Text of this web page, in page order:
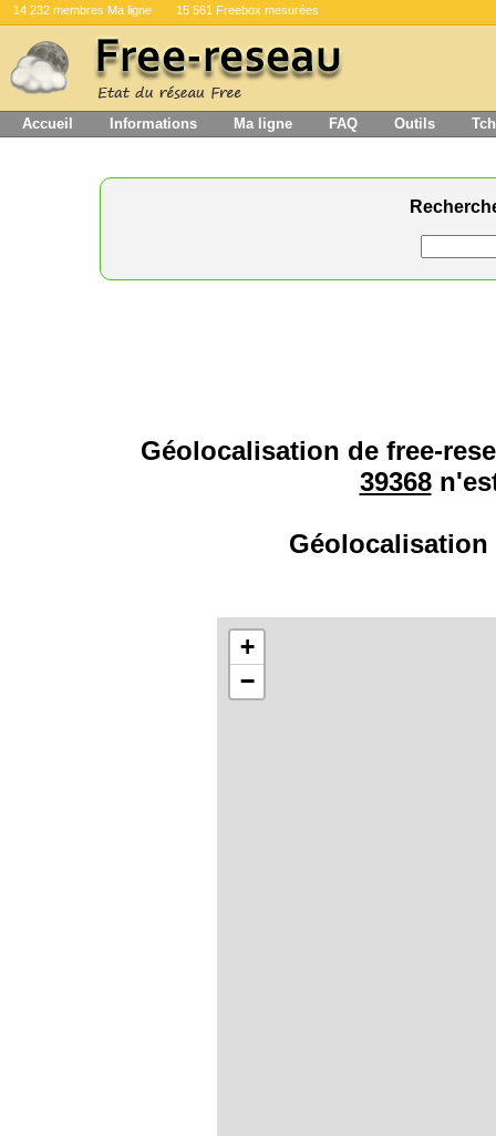
14 232 membres Ma ligne 15 561 Freebox mesurées
Accueil Informations Ma ligne FAQ Outils
Géolocalisation de free-
39368
+
−